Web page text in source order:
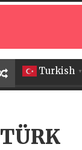
Turkish ▼